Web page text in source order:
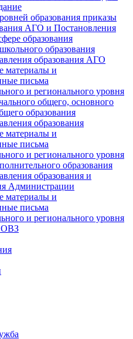
образования приказы
АГО и Постановления
образования
образования
образования АГО
материалы и
письма
и регионального уровня
общего, основного
образования
образования
материалы и
письма
и регионального уровня
образования
образования и
Администрации
материалы и
письма
и регионального уровня
ОВЗ